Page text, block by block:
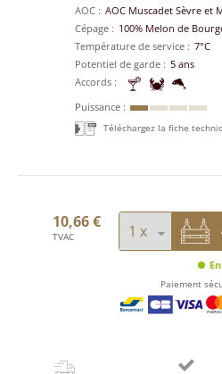
AOC
AOC Muscadet Sèvre et
Cépage
100% Melon de
Température de service
7°C
Potentiel de garde
5 ans
Accords
Puissance
Téléchargez la fiche
10,66 €
TVAC
Paiement